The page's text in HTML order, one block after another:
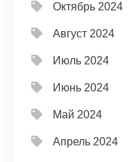
Октябрь 2024
Август 2024
Июль 2024
Июнь 2024
Май 2024
Апрель 2024